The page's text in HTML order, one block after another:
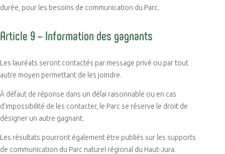
durée, pour les besoins de communication du Parc.
Article 9 – Information des gagnants
Les lauréats seront contactés par message privé ou par tout
autre moyen permettant de les joindre.
À défaut de réponse dans un délai raisonnable ou en cas
d’impossibilité de les contacter, le Parc se réserve le droit de
désigner un autre gagnant.
Les résultats pourront également être publiés sur les supports
de communication du Parc naturel régional du Haut-Jura.